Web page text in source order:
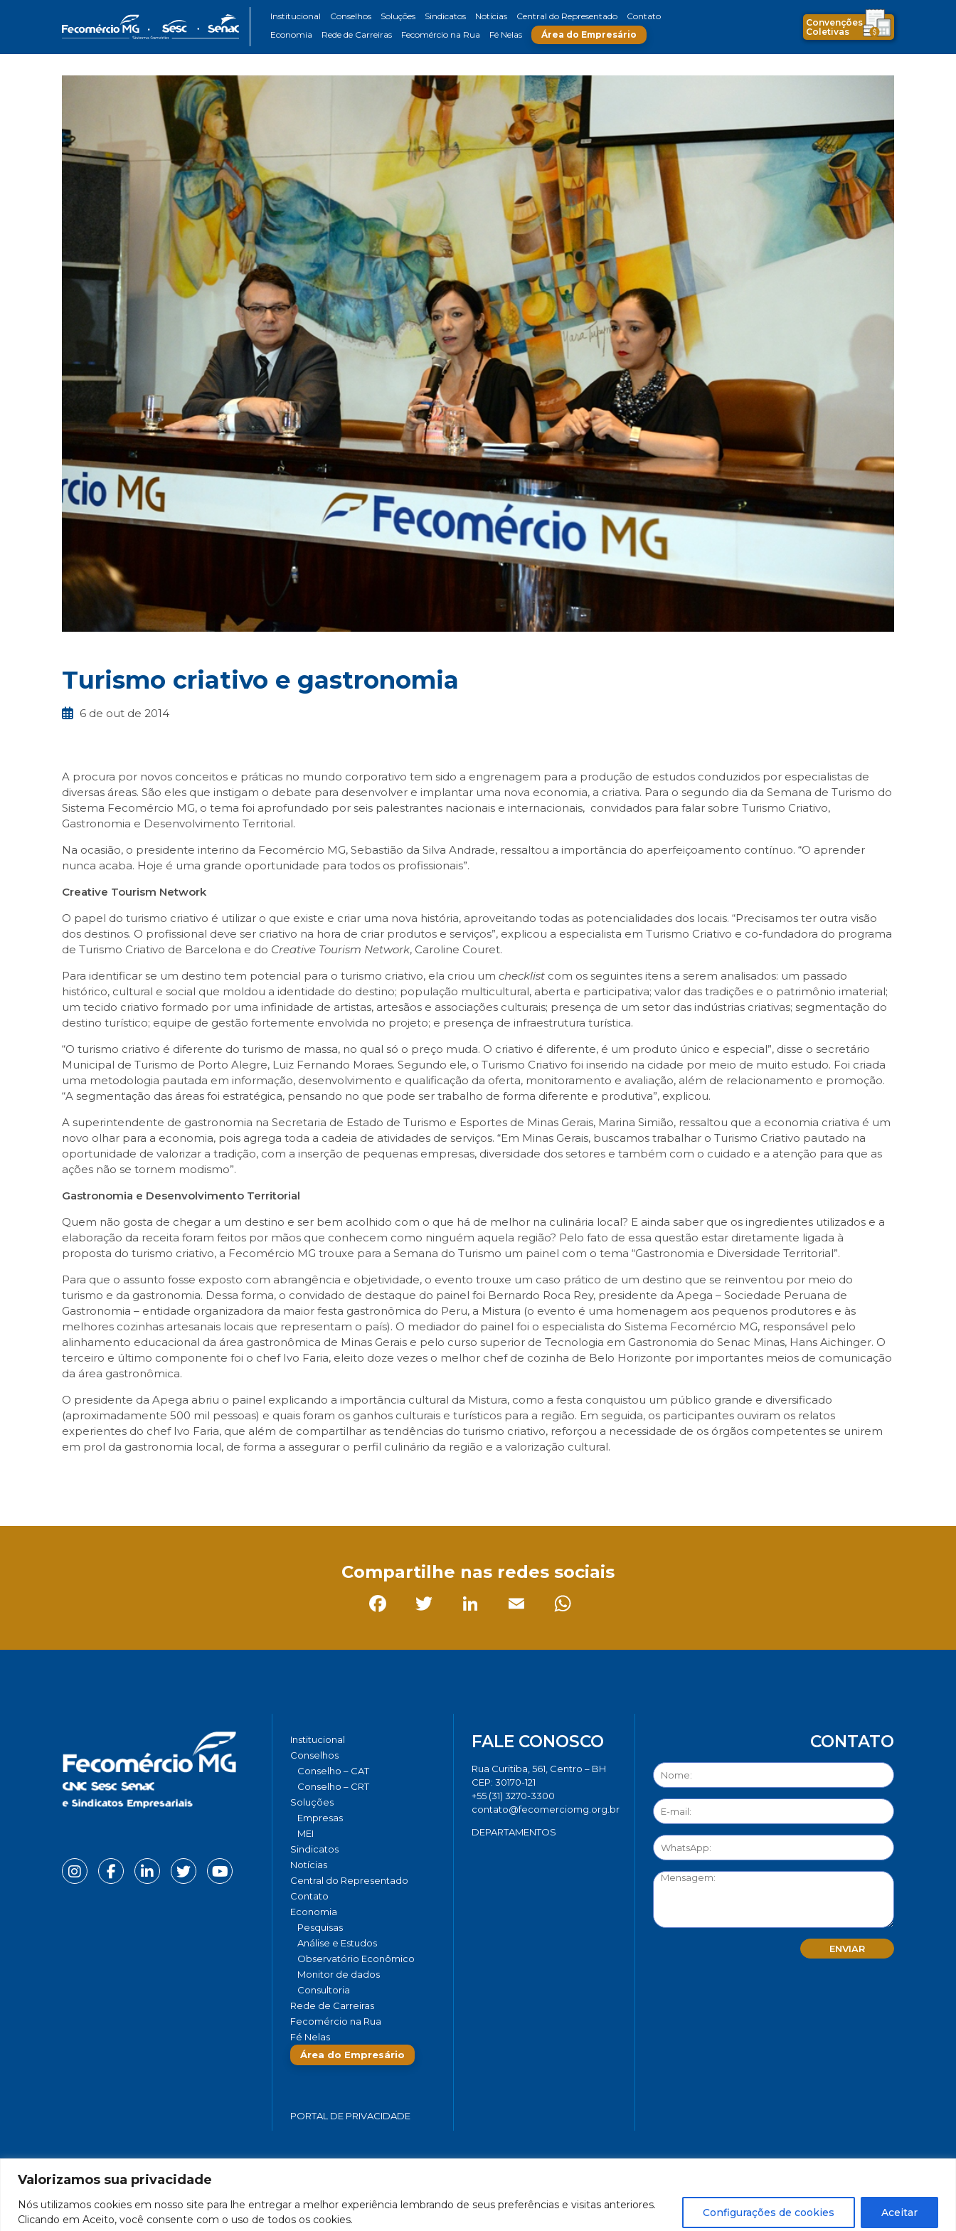
Valorizamos sua privacidade
Nós utilizamos cookies em nosso site para lhe entregar a melhor experiência lembrando de seus preferências e visitas anteriores.
Clicando em Aceito, você consente com o uso de todos os cookies.
Configurações de cookies Aceitar
Institucional Conselhos Soluções Sindicatos Notícias Central do Representado
Contato
Economia
Rede de Carreiras Fecomércio na Rua Fé Nelas Área do Empresário
Convenções
Coletivas
Turismo criativo e gastronomia
6 de out de 2014
A procura por novos conceitos e práticas no mundo corporativo tem sido a engrenagem para a produção de estudos conduzidos por especialistas de
diversas áreas. São eles que instigam o debate para desenvolver e implantar uma nova economia, a criativa. Para o segundo dia da Semana de Turismo do
Sistema Fecomércio MG, o tema foi aprofundado por seis palestrantes nacionais e internacionais, convidados para falar sobre Turismo Criativo,
Gastronomia e Desenvolvimento Territorial.
Na ocasião, o presidente interino da Fecomércio MG, Sebastião da Silva Andrade, ressaltou a importância do aperfeiçoamento contínuo. “O aprender
nunca acaba. Hoje é uma grande oportunidade para todos os profissionais”.
Creative Tourism Network
O papel do turismo criativo é utilizar o que existe e criar uma nova história, aproveitando todas as potencialidades dos locais. “Precisamos ter outra visão
dos destinos. O profissional deve ser criativo na hora de criar produtos e serviços”, explicou a especialista em Turismo Criativo e co-fundadora do programa
de Turismo Criativo de Barcelona e do Creative Tourism Network, Caroline Couret.
Para identificar se um destino tem potencial para o turismo criativo, ela criou um checklist com os seguintes itens a serem analisados: um passado
histórico, cultural e social que moldou a identidade do destino; população multicultural, aberta e participativa; valor das tradições e o patrimônio imaterial;
um tecido criativo formado por uma infinidade de artistas, artesãos e associações culturais; presença de um setor das indústrias criativas; segmentação do
destino turístico; equipe de gestão fortemente envolvida no projeto; e presença de infraestrutura turística.
“O turismo criativo é diferente do turismo de massa, no qual só o preço muda. O criativo é diferente, é um produto único e especial”, disse o secretário
Municipal de Turismo de Porto Alegre, Luiz Fernando Moraes. Segundo ele, o Turismo Criativo foi inserido na cidade por meio de muito estudo. Foi criada
uma metodologia pautada em informação, desenvolvimento e qualificação da oferta, monitoramento e avaliação, além de relacionamento e promoção.
“A segmentação das áreas foi estratégica, pensando no que pode ser trabalho de forma diferente e produtiva”, explicou.
A superintendente de gastronomia na Secretaria de Estado de Turismo e Esportes de Minas Gerais, Marina Simião, ressaltou que a economia criativa é um
novo olhar para a economia, pois agrega toda a cadeia de atividades de serviços. “Em Minas Gerais, buscamos trabalhar o Turismo Criativo pautado na
oportunidade de valorizar a tradição, com a inserção de pequenas empresas, diversidade dos setores e também com o cuidado e a atenção para que as
ações não se tornem modismo”.
Gastronomia e Desenvolvimento Territorial
Quem não gosta de chegar a um destino e ser bem acolhido com o que há de melhor na culinária local? E ainda saber que os ingredientes utilizados e a
elaboração da receita foram feitos por mãos que conhecem como ninguém aquela região? Pelo fato de essa questão estar diretamente ligada à
proposta do turismo criativo, a Fecomércio MG trouxe para a Semana do Turismo um painel com o tema “Gastronomia e Diversidade Territorial”.
Para que o assunto fosse exposto com abrangência e objetividade, o evento trouxe um caso prático de um destino que se reinventou por meio do
turismo e da gastronomia. Dessa forma, o convidado de destaque do painel foi Bernardo Roca Rey, presidente da Apega – Sociedade Peruana de
Gastronomia – entidade organizadora da maior festa gastronômica do Peru, a Mistura (o evento é uma homenagem aos pequenos produtores e às
melhores cozinhas artesanais locais que representam o país). O mediador do painel foi o especialista do Sistema Fecomércio MG, responsável pelo
alinhamento educacional da área gastronômica de Minas Gerais e pelo curso superior de Tecnologia em Gastronomia do Senac Minas, Hans Aichinger. O
terceiro e último componente foi o chef Ivo Faria, eleito doze vezes o melhor chef de cozinha de Belo Horizonte por importantes meios de comunicação
da área gastronômica.
O presidente da Apega abriu o painel explicando a importância cultural da Mistura, como a festa conquistou um público grande e diversificado
(aproximadamente 500 mil pessoas) e quais foram os ganhos culturais e turísticos para a região. Em seguida, os participantes ouviram os relatos
experientes do chef Ivo Faria, que além de compartilhar as tendências do turismo criativo, reforçou a necessidade de os órgãos competentes se unirem
em prol da gastronomia local, de forma a assegurar o perfil culinário da região e a valorização cultural.
Compartilhe nas redes sociais
Institucional
Conselhos
Conselho – CAT
Conselho – CRT
Soluções
Empresas
MEI
Sindicatos
Notícias
Central do Representado
Contato
Economia
Pesquisas
Análise e Estudos
Observatório Econômico
Monitor de dados
Consultoria
Rede de Carreiras
Fecomércio na Rua
Fé Nelas
Área do Empresário
PORTAL DE PRIVACIDADE
FALE CONOSCO
Rua Curitiba, 561, Centro – BH
CEP: 30170-121
+55 (31) 3270-3300
contato@fecomerciomg.org.br
DEPARTAMENTOS
CONTATO
FEDERAÇÃO DO COMÉRCIO DE BENS, SERVIÇOS E TURISMO DO ESTADO DE MINAS GERAIS – FECOMÉRCIO-MG - CNPJ/MF 17.271.982/0001-59
Feito por Célula 21